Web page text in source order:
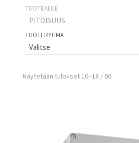
PITOISUUS
Valitse
Näytetään tulokset 10–18 / 60